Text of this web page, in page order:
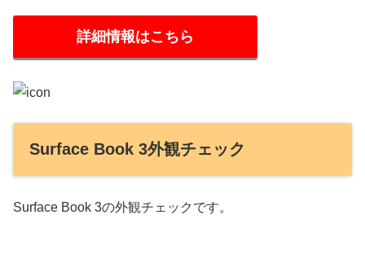
詳細情報はこちら
Surface Book 3外観チェック
Surface Book 3の外観チェックです。